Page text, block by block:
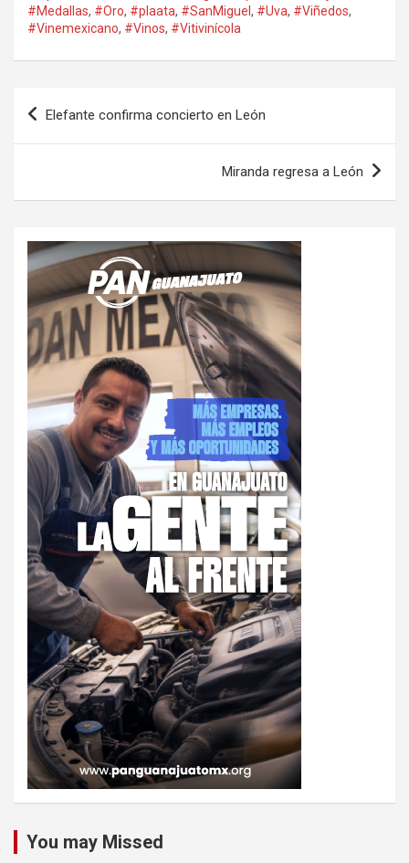
#Medallas, #Oro, #plaata, #SanMiguel , #Uva, #Viñedos,
#Vinemexicano, #Vinos, #Vitivinícola
Navegación
Elefante confirma concierto en León
Miranda regresa a León
You may Missed